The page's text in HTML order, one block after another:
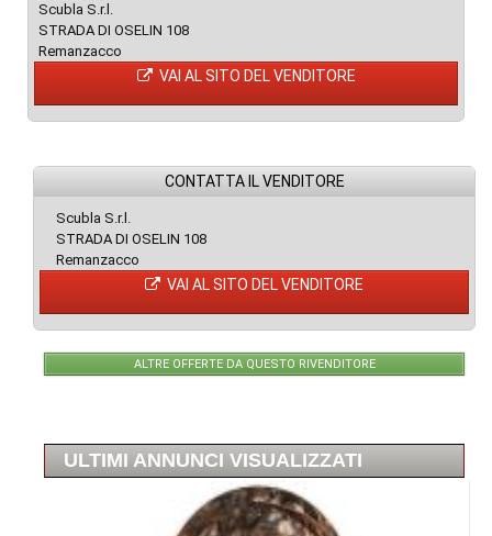
Scubla S.r.l.
STRADA DI OSELIN 108
Remanzacco
VAI AL SITO DEL VENDITORE
CONTATTA IL VENDITORE
Scubla S.r.l.
STRADA DI OSELIN 108
Remanzacco
VAI AL SITO DEL VENDITORE
ALTRE OFFERTE DA QUESTO RIVENDITORE
ULTIMI ANNUNCI VISUALIZZATI